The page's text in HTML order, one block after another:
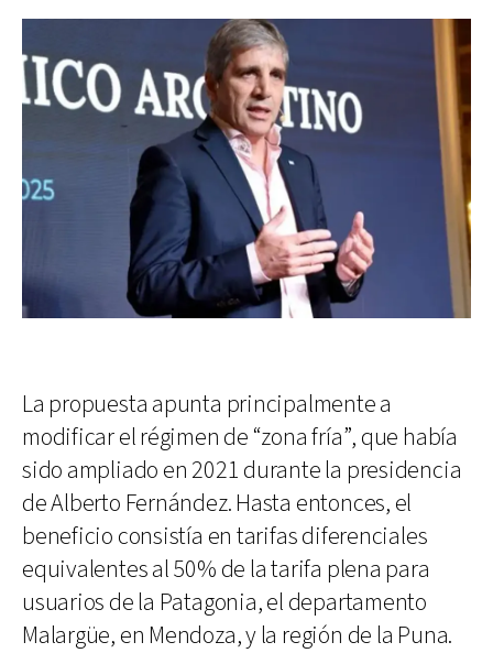
La propuesta apunta principalmente a
modificar el régimen de “zona fría”, que había
sido ampliado en 2021 durante la presidencia
de Alberto Fernández. Hasta entonces, el
beneficio consistía en tarifas diferenciales
equivalentes al 50% de la tarifa plena para
usuarios de la Patagonia, el departamento
Malargüe, en Mendoza, y la región de la Puna.